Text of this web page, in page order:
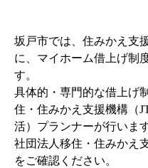
坂戸市では、住みかえ支
に、マイホーム借上げ制
す。
具体的・専門的な借上げ
住・住みかえ支援機構（
活）プランナーが行いま
社団法人移住・住みかえ
をご確認ください。